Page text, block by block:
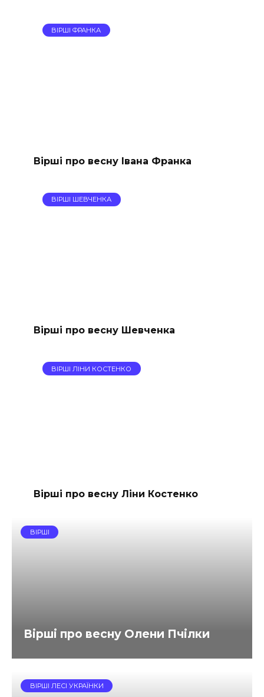
ВІРШІ ФРАНКА
Вірші про весну Івана Франка
ВІРШІ ШЕВЧЕНКА
Вірші про весну Шевченка
ВІРШІ ЛІНИ КОСТЕНКО
Вірші про весну Ліни Костенко
ВІРШІ
Вірші про весну Олени Пчілки
ВІРШІ ЛЕСІ УКРАЇНКИ